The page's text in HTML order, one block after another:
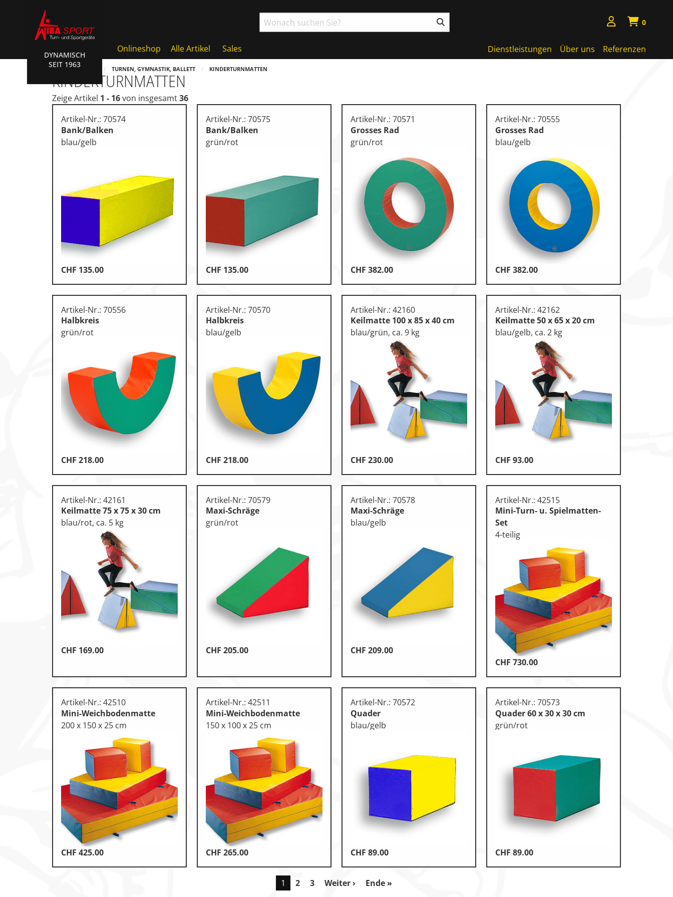
DYNAMISCH
SEIT 1963
0
Onlineshop Alle Artikel
Sales
Badminton, Faustball
Basketball Systeme
Bälle, Ballzubehör
Cube Sports
Fitness, Funktional Training
Hockey, Base-, Tchouk-, Funball
Klettern
Leichtathletik
Technische Dokumentation
Tennis, Tischtennis
Training, Vereinsbedarf
Turnen, Gymnastik, Ballett
Volleyball, Beachvolleyball
Wassersport
Dienstleistungen Über uns Referenzen
HOME TURNEN, GYMNASTIK, BALLETT KINDERTURNMATTEN
KINDERTURNMATTEN
Zeige Artikel 1 - 16von insgesamt36
Artikel-Nr.: 70574
Bank/Balken
blau/gelb
CHF 135.00
Artikel-Nr.: 70575
Bank/Balken
grün/rot
CHF 135.00
Artikel-Nr.: 70571
Grosses Rad
grün/rot
CHF 382.00
Artikel-Nr.: 70555
Grosses Rad
blau/gelb
CHF 382.00
Artikel-Nr.: 70556
Halbkreis
grün/rot
CHF 218.00
Artikel-Nr.: 70570
Halbkreis
blau/gelb
CHF 218.00
Artikel-Nr.: 42160
Keilmatte 100 x 85 x 40 cm
blau/grün, ca. 9 kg
CHF 230.00
Artikel-Nr.: 42162
Keilmatte 50 x 65 x 20 cm
blau/gelb, ca. 2 kg
CHF 93.00
Artikel-Nr.: 42161
Keilmatte 75 x 75 x 30 cm
blau/rot, ca. 5 kg
CHF 169.00
Artikel-Nr.: 70579
Maxi-Schräge
grün/rot
CHF 205.00
Artikel-Nr.: 70578
Maxi-Schräge
blau/gelb
CHF 209.00
Artikel-Nr.: 42515
Mini-Turn- u. Spielmatten-
Set
4-teilig
CHF 730.00
Artikel-Nr.: 42510
Mini-Weichbodenmatte
200 x 150 x 25 cm
CHF 425.00
Artikel-Nr.: 42511
Mini-Weichbodenmatte
150 x 100 x 25 cm
CHF 265.00
Artikel-Nr.: 70572
Quader
blau/gelb
CHF 89.00
Artikel-Nr.: 70573
Quader 60 x 30 x 30 cm
grün/rot
CHF 89.00
1 2 3 Weiter › Ende »